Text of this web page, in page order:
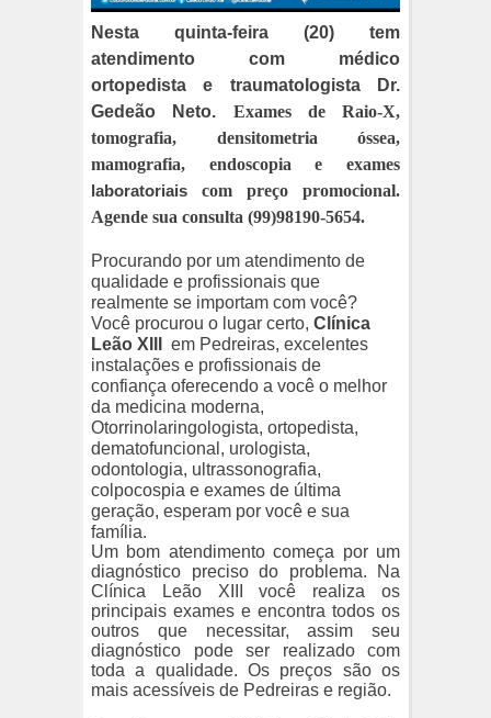
Nesta quinta-feira (20) tem
atendimento com médico
ortopedista e traumatologista Dr.
Gedeão Neto. Exames de Raio-X,
tomografia, densitometria óssea,
mamografia, endoscopia e exames
laboratoriais com preço promocional.
Agende sua consulta (99)98190-5654.
Procurando por um atendimento de
qualidade e profissionais que
realmente se importam com você?
Você procurou o lugar certo, Clínica
Leão XIII
em Pedreiras, excelentes
instalações e profissionais de
confiança oferecendo a você o melhor
da medicina moderna,
Otorrinolaringologista, ortopedista,
dematofuncional, urologista,
odontologia, ultrassonografia,
colpocospia e exames de última
geração, esperam por você e sua
família.
Um bom atendimento começa por um
diagnóstico preciso do problema. Na
Clínica Leão XIII você realiza os
principais exames e encontra todos os
outros que necessitar, assim seu
diagnóstico pode ser realizado com
toda a qualidade. Os preços são os
mais acessíveis de Pedreiras e região.